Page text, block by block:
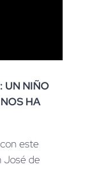
UN NIÑO
HA
este
José de